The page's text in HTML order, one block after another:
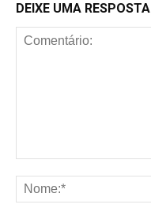
DEIXE UMA RESPOSTA